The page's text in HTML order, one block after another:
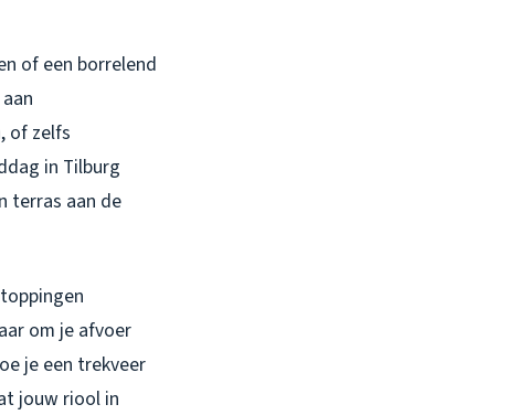
of een borrelend
of zelfs
in Tilburg
terras aan de
om je afvoer
je een trekveer
jouw riool in